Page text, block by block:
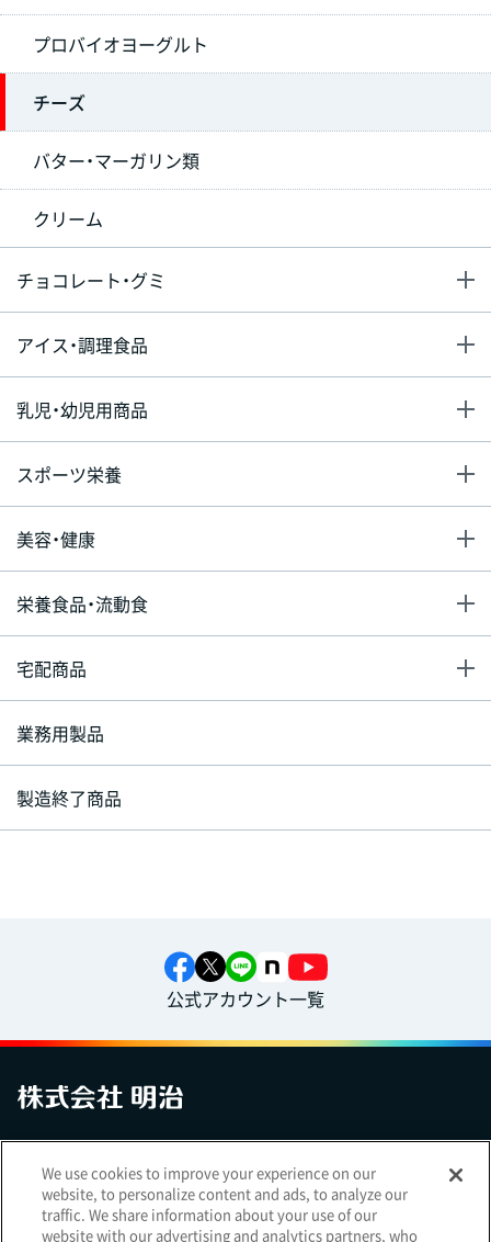
プロバイオヨーグルト
チーズ
バター・マーガリン類
クリーム
チョコレート・グミ
アイス・調理食品
乳児・幼児用商品
スポーツ栄養
美容・健康
栄養食品・流動食
宅配商品
業務用製品
製造終了商品
公式アカウント一覧
アクセシビリティへの対応方針ご利用規約明治グループのDX
Cookie Settings
We use cookies to improve your experience on our
website, to personalize content and ads, to analyze our
traffic. We share information about your use of our
website with our advertising and analytics partners, who